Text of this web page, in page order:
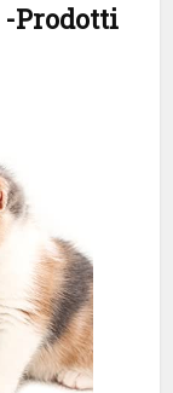
-Prodotti